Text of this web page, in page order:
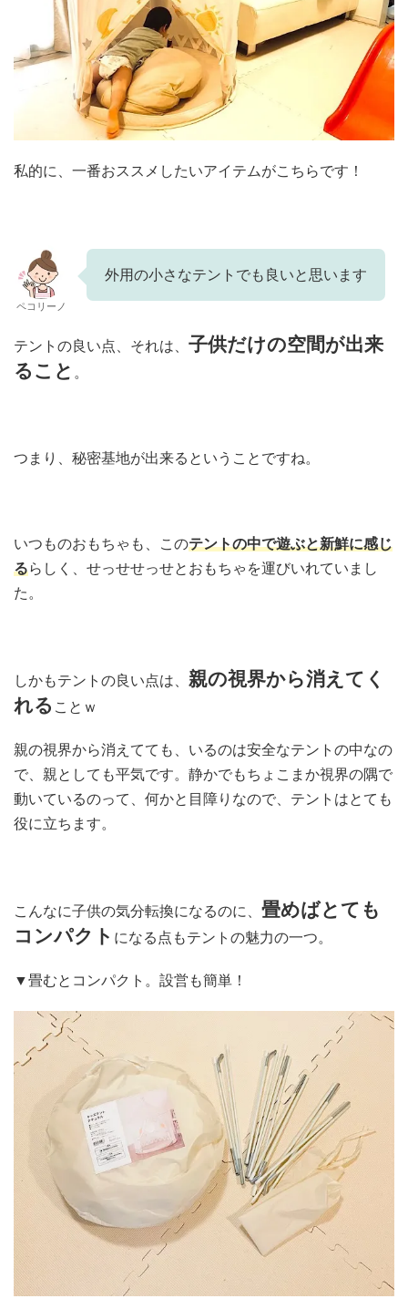
私的に、一番おススメしたいアイテムがこちらです！
ペコリーノ
外用の小さなテントでも良いと思います
テントの良い点、それは、 子供だけの空間が出来
ること 。
つまり、秘密基地が出来るということですね。
いつものおもちゃも、このテントの中で遊ぶと新鮮に感じ
るらしく、せっせせっせとおもちゃを運びいれていまし
た。
しかもテントの良い点は、 親の視界から消えてく
れる ことｗ
親の視界から消えてても、いるのは安全なテントの中なの
で、親としても平気です。静かでもちょこまか視界の隅で
動いているのって、何かと目障りなので、テントはとても
役に立ちます。
こんなに子供の気分転換になるのに、 畳めばとても
コンパクト になる点もテントの魅力の一つ。
▼畳むとコンパクト。設営も簡単！